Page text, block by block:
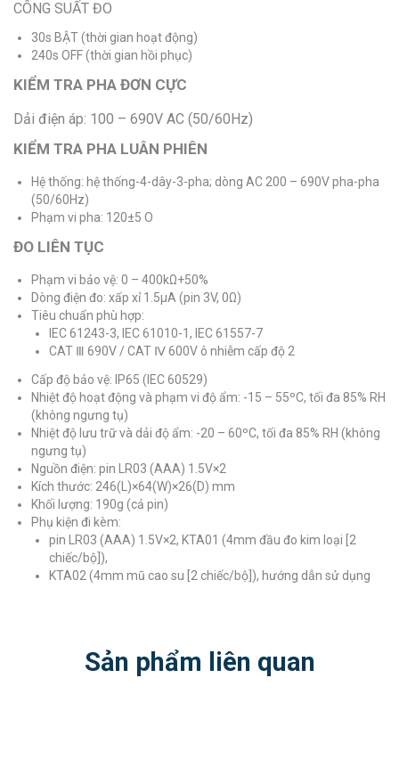
CÔNG SUẤT ĐO
30s BẬT (thời gian hoạt động)
240s OFF (thời gian hồi phục)
KIỂM TRA PHA ĐƠN CỰC
Dải điện áp: 100 – 690V AC (50/60Hz)
KIỂM TRA PHA LUÂN PHIÊN
Hệ thống: hệ thống-4-dây-3-pha; dòng AC 200 – 690V pha-pha
(50/60Hz)
Phạm vi pha: 120±5 O
ĐO LIÊN TỤC
Phạm vi bảo vệ: 0 – 400kΩ+50%
Dòng điện đo: xấp xỉ 1.5μA (pin 3V, 0Ω)
Tiêu chuẩn phù hợp:
IEC 61243-3, IEC 61010-1, IEC 61557-7
CAT Ⅲ 690V / CAT Ⅳ 600V ô nhiễm cấp độ 2
Cấp độ bảo vệ: IP65 (IEC 60529)
Nhiệt độ hoạt động và phạm vi độ ẩm: -15 – 55ºC, tối đa 85% RH
(không ngưng tụ)
Nhiệt độ lưu trữ và dải độ ẩm: -20 – 60ºC, tối đa 85% RH (không
ngưng tụ)
Nguồn điện: pin LR03 (AAA) 1.5V×2
Kích thước: 246(L)×64(W)×26(D) mm
Khối lượng: 190g (cả pin)
Phụ kiện đi kèm:
pin LR03 (AAA) 1.5V×2, KTA01 (4mm đầu đo kim loại [2
chiếc/bộ]),
KTA02 (4mm mũ cao su [2 chiếc/bộ]), hướng dẫn sử dụng
Sản phẩm liên quan